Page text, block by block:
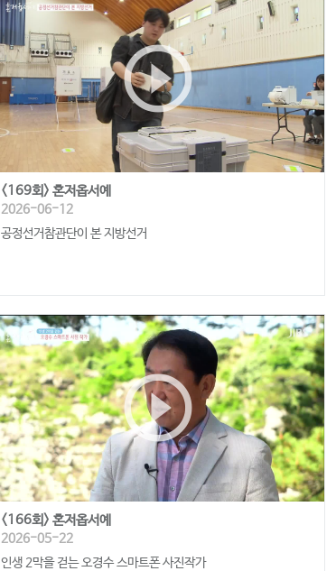
play_circle_outline
<169회> 혼저옵서예
2026-06-12
공정선거참관단이 본 지방선거
play_circle_outline
<166회> 혼저옵서예
2026-05-22
인생 2막을 걷는 오경수 스마트폰 사진작가